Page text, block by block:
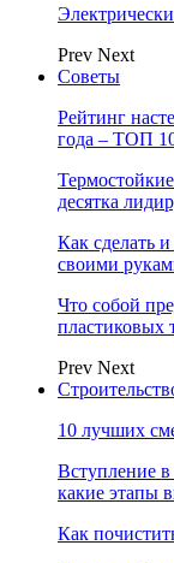
Prev Next
Советы
Рейтинг
года – ТОП
десятка
Как сделать
своими
Что собой
пластиковых
Prev Next
10 лучших
Вступление
какие этапы
Как